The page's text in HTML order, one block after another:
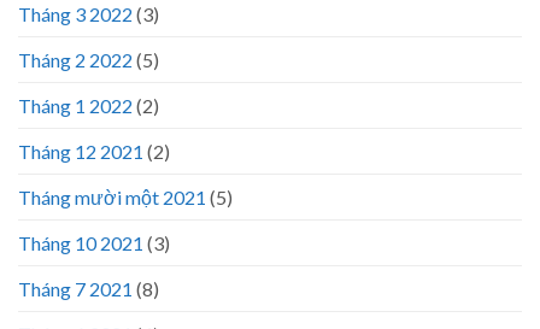
Tháng 3 2022 (3)
Tháng 2 2022 (5)
Tháng 1 2022 (2)
Tháng 12 2021 (2)
Tháng mười một 2021 (5)
Tháng 10 2021 (3)
Tháng 7 2021 (8)